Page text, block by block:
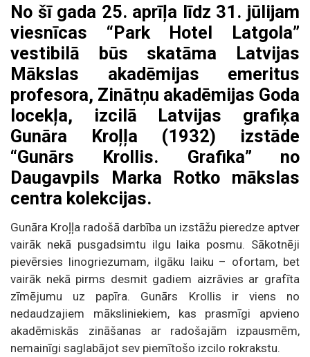
No šī gada 25. aprīļa līdz 31. jūlijam
viesnīcas “Park Hotel Latgola”
vestibilā būs skatāma Latvijas
Mākslas akadēmijas emeritus
profesora, Zinātņu akadēmijas Goda
locekļa, izcilā Latvijas grafiķa
Gunāra Kroļļa (1932) izstāde
“Gunārs Krollis. Grafika” no
Daugavpils Marka Rotko mākslas
centra kolekcijas.
Gunāra Kroļļa radošā darbība un izstāžu pieredze aptver
vairāk nekā pusgadsimtu ilgu laika posmu. Sākotnēji
pievērsies linogriezumam, ilgāku laiku – ofortam, bet
vairāk nekā pirms desmit gadiem aizrāvies ar grafīta
zīmējumu uz papīra. Gunārs Krollis ir viens no
nedaudzajiem māksliniekiem, kas prasmīgi apvieno
akadēmiskās zināšanas ar radošajām izpausmēm,
nemainīgi saglabājot sev piemītošo izcilo rokrakstu.